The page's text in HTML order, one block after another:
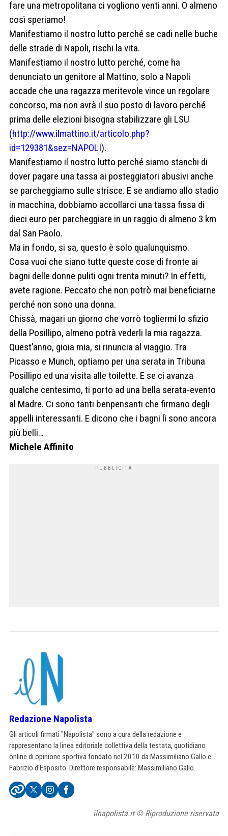
fare una metropolitana ci vogliono venti anni. O almeno
così speriamo!
Manifestiamo il nostro lutto perché se cadi nelle buche
delle strade di Napoli, rischi la vita.
Manifestiamo il nostro lutto perché, come ha
denunciato un genitore al Mattino, solo a Napoli
accade che una ragazza meritevole vince un regolare
concorso, ma non avrà il suo posto di lavoro perché
prima delle elezioni bisogna stabilizzare gli LSU
(http://www.ilmattino.it/articolo.php?
id=129381&sez=NAPOLI).
Manifestiamo il nostro lutto perché siamo stanchi di
dover pagare una tassa ai posteggiatori abusivi anche
se parcheggiamo sulle strisce. E se andiamo allo stadio
in macchina, dobbiamo accollarci una tassa fissa di
dieci euro per parcheggiare in un raggio di almeno 3 km
dal San Paolo.
Ma in fondo, si sa, questo è solo qualunquismo.
Cosa vuoi che siano tutte queste cose di fronte ai
bagni delle donne puliti ogni trenta minuti? In effetti,
avete ragione. Peccato che non potrò mai beneficiarne
perché non sono una donna.
Chissà, magari un giorno che vorrò togliermi lo sfizio
della Posillipo, almeno potrà vederli la mia ragazza.
Quest’anno, gioia mia, si rinuncia al viaggio. Tra
Picasso e Munch, optiamo per una serata in Tribuna
Posillipo ed una visita alle toilette. E se ci avanza
qualche centesimo, ti porto ad una bella serata-evento
al Madre. Ci sono tanti benpensanti che firmano degli
appelli interessanti. E dicono che i bagni lì sono ancora
più belli…
Michele Affinito
Redazione Napolista
Gli articoli firmati "Napolista" sono a cura della redazione e
rappresentano la linea editoriale collettiva della testata, quotidiano
online di opinione sportiva fondato nel 2010 da Massimiliano Gallo e
Fabrizio d'Esposito. Direttore responsabile: Massimiliano Gallo.
ilnapolista.it © Riproduzione riservata